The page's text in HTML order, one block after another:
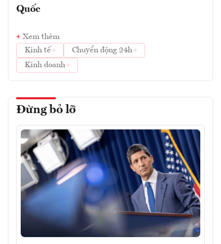
Quốc
Xem thêm
Kinh tế
Chuyển động 24h
Kinh doanh
Đừng bỏ lỡ